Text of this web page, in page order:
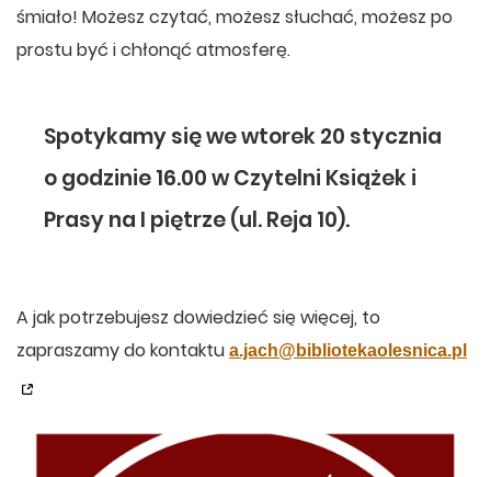
śmiało! Możesz czytać, możesz słuchać, możesz po
prostu być i chłonąć atmosferę.
Spotykamy się we wtorek 20 stycznia
o godzinie 16.00 w Czytelni Książek i
Prasy na I piętrze (ul. Reja 10).
A jak potrzebujesz dowiedzieć się więcej, to
zapraszamy do kontaktu a.jach@bibliotekaolesnica.pl
.